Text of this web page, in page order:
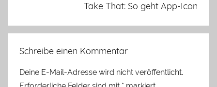
Take That: So geht App-Icon
Schreibe einen Kommentar
Deine E-Mail-Adresse wird nicht veröffentlicht.